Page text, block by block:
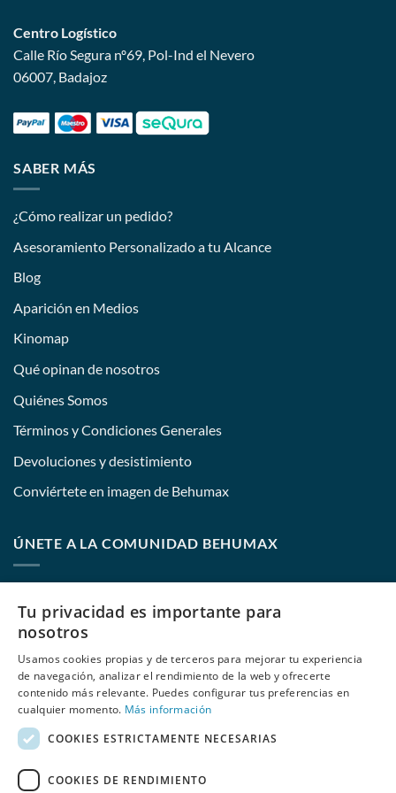
Centro Logístico
Calle Río Segura nº69, Pol-Ind el Nevero
06007, Badajoz
SABER MÁS
¿Cómo realizar un pedido?
Asesoramiento Personalizado a tu Alcance
Blog
Aparición en Medios
Kinomap
Qué opinan de nosotros
Quiénes Somos
Términos y Condiciones Generales
Devoluciones y desistimiento
Conviértete en imagen de Behumax
ÚNETE A LA COMUNIDAD BEHUMAX
E-mail:
He leído y acepto las políticas de privacidadde Behumax
Tu privacidad es importante para
nosotros
Usamos cookies propias y de terceros para mejorar tu experiencia
de navegación, analizar el rendimiento de la web y ofrecerte
contenido más relevante. Puedes configurar tus preferencias en
cualquier momento. Más información
COOKIES ESTRICTAMENTE NECESARIAS
COOKIES DE RENDIMIENTO